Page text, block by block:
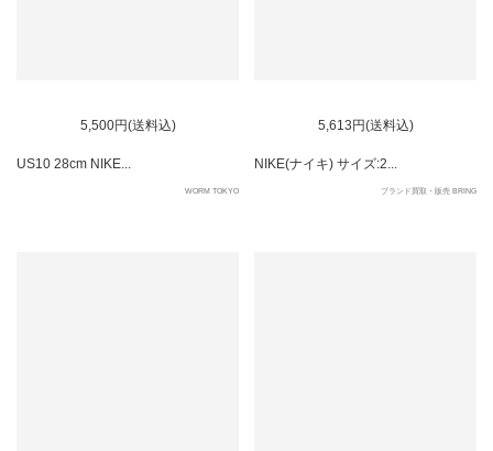
5,500円(送料込)
US10 28cm NIKE...
WORM TOKYO
5,613円(送料込)
NIKE(ナイキ) サイズ:2...
ブランド買取・販売 BRING